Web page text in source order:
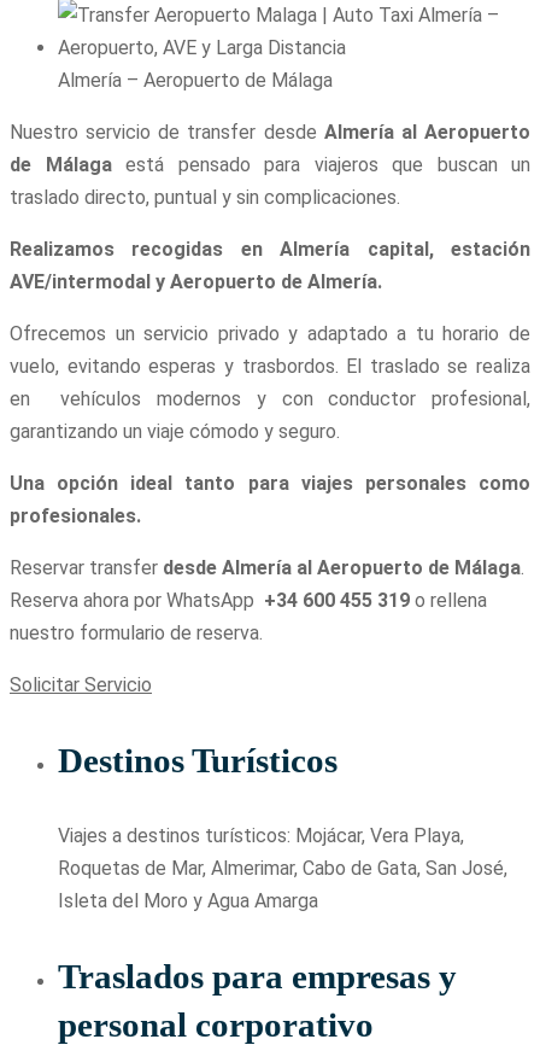
Almería – Aeropuerto de Málaga
Nuestro servicio de transfer desde Almería al Aeropuerto
de Málagaestá pensado para viajeros que buscan un
traslado directo, puntual y sin complicaciones.
Realizamos recogidas en Almería capital, estación
AVE/intermodal y Aeropuerto de Almería.
Ofrecemos un servicio privado y adaptado a tu horario de
vuelo, evitando esperas y trasbordos. El traslado se realiza
en vehículos modernos y con conductor profesional,
garantizando un viaje cómodo y seguro.
Una opción ideal tanto para viajes personales como
profesionales.
Reservar transfer desde Almería al Aeropuerto de Málaga.
Reserva ahora por WhatsApp +34 600 455 319 o rellena
nuestro formulario de reserva.
Solicitar Servicio
Destinos Turísticos
Viajes a destinos turísticos: Mojácar, Vera Playa,
Roquetas de Mar, Almerimar, Cabo de Gata, San José,
Isleta del Moro y Agua Amarga
Traslados para empresas y
personal corporativo